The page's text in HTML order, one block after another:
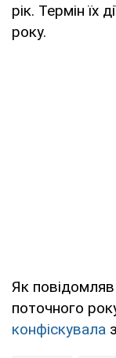
рік. Термін їх
року.
Як
поточного
конфіскувала